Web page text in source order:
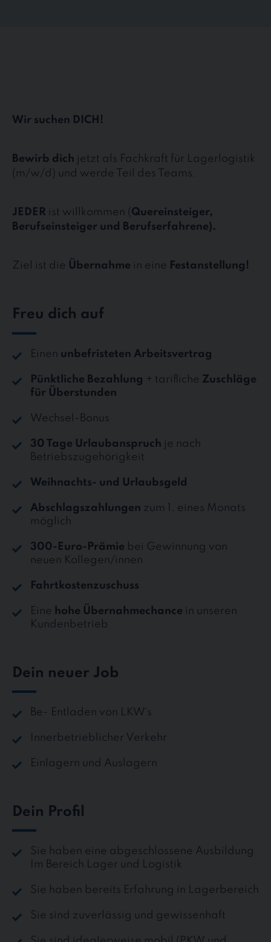
Wir suchen DICH!
Bewirb dich jetzt als Fachkraft für Lagerlogistik
(m/w/d) und werde Teil des Teams.
JEDER ist willkommen (Quereinsteiger,
Berufseinsteiger und Berufserfahrene).
Ziel ist die Übernahme in eine Festanstellung!
Freu dich auf
Einen unbefristeten Arbeitsvertrag
Pünktliche Bezahlung + tarifliche Zuschläge
für Überstunden
Wechsel-Bonus
30 Tage Urlaubanspruch je nach
Betriebszugehörigkeit
Weihnachts- und Urlaubsgeld
Abschlagszahlungen zum 1. eines Monats
möglich
300-Euro-Prämie bei Gewinnung von
neuen Kollegen/innen
Fahrtkostenzuschuss
Eine hohe Übernahmechance in unseren
Kundenbetrieb
Dein neuer Job
Be- Entladen von LKW´s
Innerbetrieblicher Verkehr
Einlagern und Auslagern
Dein Profil
Sie haben eine abgeschlossene Ausbildung
Im Bereich Lager und Logistik
Sie haben bereits Erfahrung in Lagerbereich
Sie sind zuverlässig und gewissenhaft